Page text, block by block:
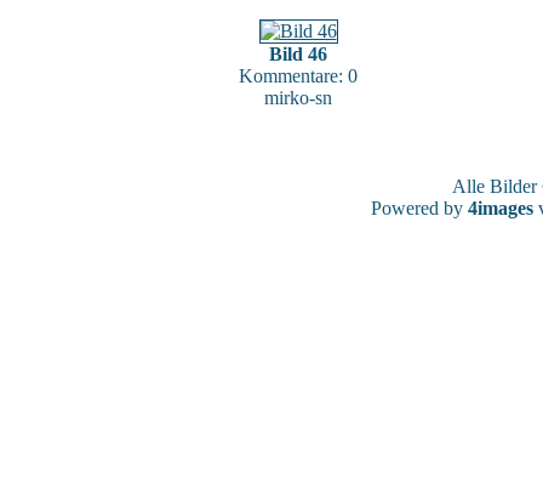
Bild 46
Kommentare: 0
mirko-sn
Alle
Powered by 4images